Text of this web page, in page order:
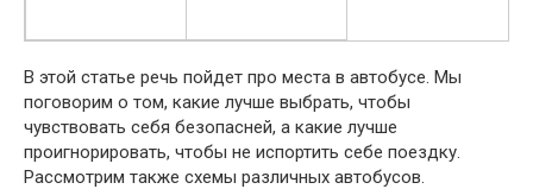
В этой статье речь пойдет про места в автобусе. Мы
поговорим о том, какие лучше выбрать, чтобы
чувствовать себя безопасней, а какие лучше
проигнорировать, чтобы не испортить себе поездку.
Рассмотрим также схемы различных автобусов.